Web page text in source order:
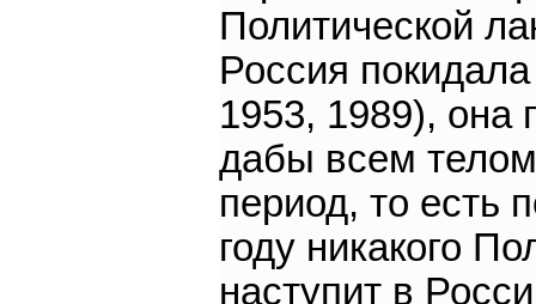
Политической
Россия
1953, 1989), она
дабы всем
период, то есть
году никакого
наступит в